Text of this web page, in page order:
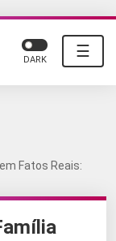
☰
DARK
Fatos Reais: